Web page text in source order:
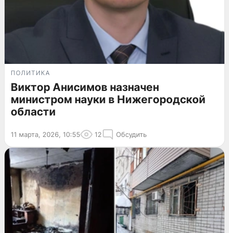
ПОЛИТИКА
Виктор Анисимов назначен
министром науки в Нижегородской
области
11 марта, 2026, 10:55 12 Обсудить